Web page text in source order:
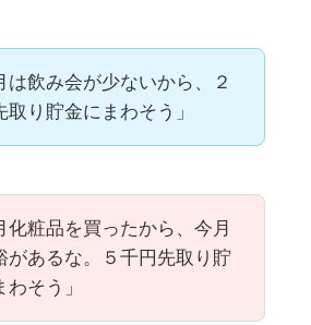
は飲み会が少ないから、２
取り貯金にまわそう」
化粧品を買ったから、今月
があるな。５千円先取り貯
そう」